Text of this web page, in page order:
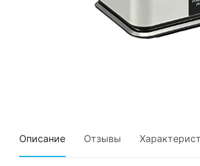
Описание Отзывы